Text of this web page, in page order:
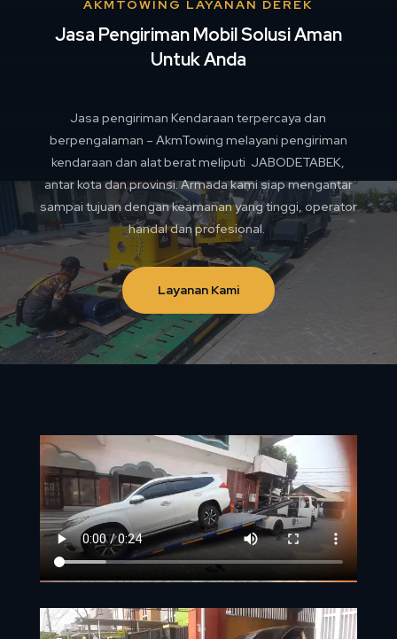
AKMTOWING LAYANAN DEREK
Jasa Pengiriman Mobil Solusi Aman
Untuk Anda
Jasa pengiriman Kendaraan terpercaya dan
berpengalaman – AkmTowing melayani pengiriman
kendaraan dan alat berat meliputi JABODETABEK,
antar kota dan provinsi. Armada kami siap mengantar
sampai tujuan dengan keamanan yang tinggi, operator
handal dan profesional.
Layanan Kami